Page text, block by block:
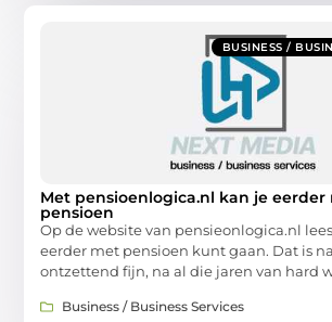
BUSINESS /
Met pensioenlogica.nl kan je eerder
pensioen
Op de website van pensieonlogica.nl
eerder met pensioen kunt gaan. Dat is
ontzettend fijn, na al die jaren van hard
Business / Business Services